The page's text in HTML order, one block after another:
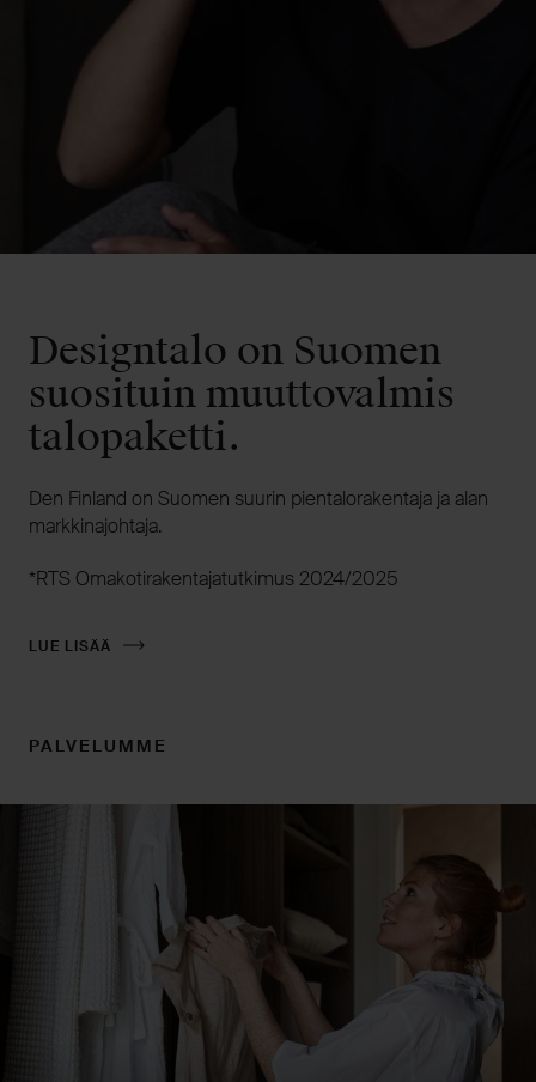
Designtalo on Suomen
suosituin muuttovalmis
talopaketti.
Den Finland on Suomen suurin pientalorakentaja ja alan
markkinajohtaja.
*RTS Omakotirakentajatutkimus 2024/2025
LUE LISÄÄ
PALVELUMME